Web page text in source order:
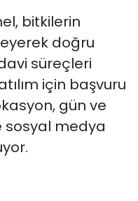
bitkilerin
doğru
süreçleri
için başvuru
gün ve
sosyal medya